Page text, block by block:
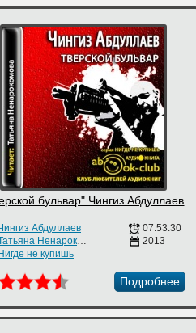
бульвар" Чингиз Абдуллаев
Абдуллаев
Татьяна Ненарокомова
Нигде не купишь
07:53:30
2013
Подробнее